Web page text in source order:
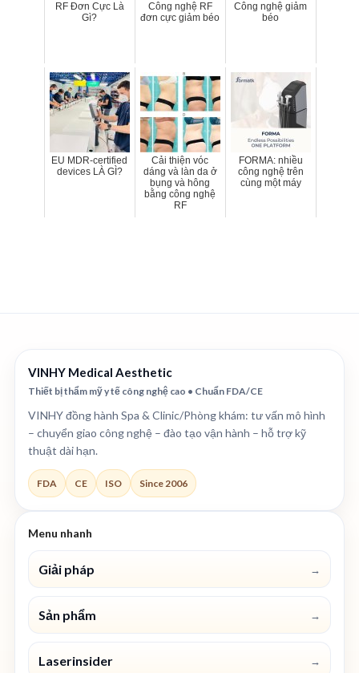
RF Đơn Cực Là
Gì?
Công nghệ RF
đơn cực giảm béo
Công nghệ giảm
béo
EU MDR-certified
devices LÀ GÌ?
Cải thiện vóc
dáng và làn da ở
bụng và hông
bằng công nghệ
RF
FORMA: nhiều
công nghệ trên
cùng một máy
VINHY Medical Aesthetic
Thiết bị thẩm mỹ y tế công nghệ cao • Chuẩn FDA/CE
VINHY đồng hành Spa & Clinic/Phòng khám: tư vấn mô hình
– chuyển giao công nghệ – đào tạo vận hành – hỗ trợ kỹ
thuật dài hạn.
FDA CE ISO Since 2006
Menu nhanh
Giải pháp →
Sản phẩm →
Laserinsider →